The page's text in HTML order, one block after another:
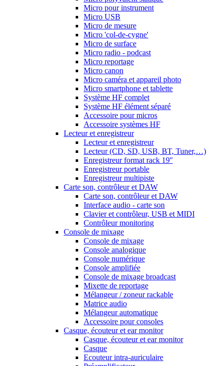
Micro pour instrument
Micro USB
Micro de mesure
Micro 'col-de-cygne'
Micro de surface
Micro radio - podcast
Micro reportage
Micro canon
Micro caméra et appareil photo
Micro smartphone et tablette
Système HF complet
Système HF élément séparé
Accessoire pour micros
Accessoire systèmes HF
Lecteur et enregistreur
Lecteur et enregistreur
Lecteur (CD, SD, USB, BT, Tuner,…)
Enregistreur format rack 19''
Enregistreur portable
Enregistreur multipiste
Carte son, contrôleur et DAW
Carte son, contrôleur et DAW
Interface audio - carte son
Clavier et contrôleur, USB et MIDI
Contrôleur monitoring
Console de mixage
Console de mixage
Console analogique
Console numérique
Console amplifiée
Console de mixage broadcast
Mixette de reportage
Mélangeur / zoneur rackable
Matrice audio
Mélangeur automatique
Accessoire pour consoles
Casque, écouteur et ear monitor
Casque, écouteur et ear monitor
Casque
Ecouteur intra-auriculaire